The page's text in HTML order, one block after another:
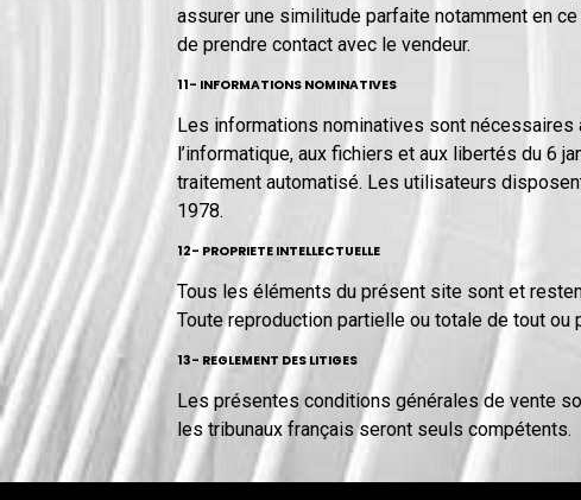
assurer une similitude parfaite notamment en
de prendre contact avec le vendeur.
11- INFORMATIONS NOMINATIVES
Les informations nominatives sont
l’informatique, aux fichiers et aux libertés du 6
traitement automatisé. Les utilisateurs
1978.
12- PROPRIETE INTELLECTUELLE
Tous les éléments du présent site sont et
Toute reproduction partielle ou totale de tout
13- REGLEMENT DES LITIGES
Les présentes conditions générales de vente
les tribunaux français seront seuls compétents.